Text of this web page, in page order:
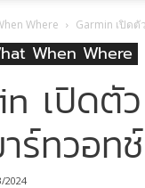
Where Garmin เปิดตั
When Where
เปิดตั
ร์ทวอท
2024